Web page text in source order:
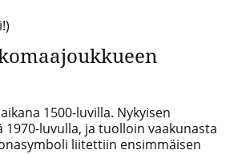
1500-luvilla. Nykyisen
luvulla, ja tuolloin vaakunasta
liitettiin ensimmäisen